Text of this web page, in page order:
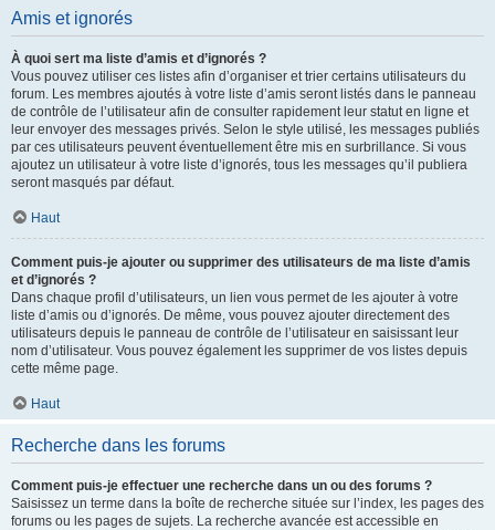
Amis et ignorés
À quoi sert ma liste d’amis et d’ignorés ?
Vous pouvez utiliser ces listes afin d’organiser et trier certains utilisateurs du
forum. Les membres ajoutés à votre liste d’amis seront listés dans le panneau
de contrôle de l’utilisateur afin de consulter rapidement leur statut en ligne et
leur envoyer des messages privés. Selon le style utilisé, les messages publiés
par ces utilisateurs peuvent éventuellement être mis en surbrillance. Si vous
ajoutez un utilisateur à votre liste d’ignorés, tous les messages qu’il publiera
seront masqués par défaut.
Haut
Comment puis-je ajouter ou supprimer des utilisateurs de ma liste d’amis
et d’ignorés ?
Dans chaque profil d’utilisateurs, un lien vous permet de les ajouter à votre
liste d’amis ou d’ignorés. De même, vous pouvez ajouter directement des
utilisateurs depuis le panneau de contrôle de l’utilisateur en saisissant leur
nom d’utilisateur. Vous pouvez également les supprimer de vos listes depuis
cette même page.
Haut
Recherche dans les forums
Comment puis-je effectuer une recherche dans un ou des forums ?
Saisissez un terme dans la boîte de recherche située sur l’index, les pages des
forums ou les pages de sujets. La recherche avancée est accessible en